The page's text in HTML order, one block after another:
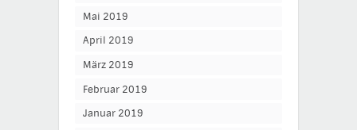
Mai 2019
April 2019
März 2019
Februar 2019
Januar 2019